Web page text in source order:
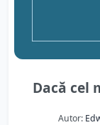
Dacă cel
Autor: